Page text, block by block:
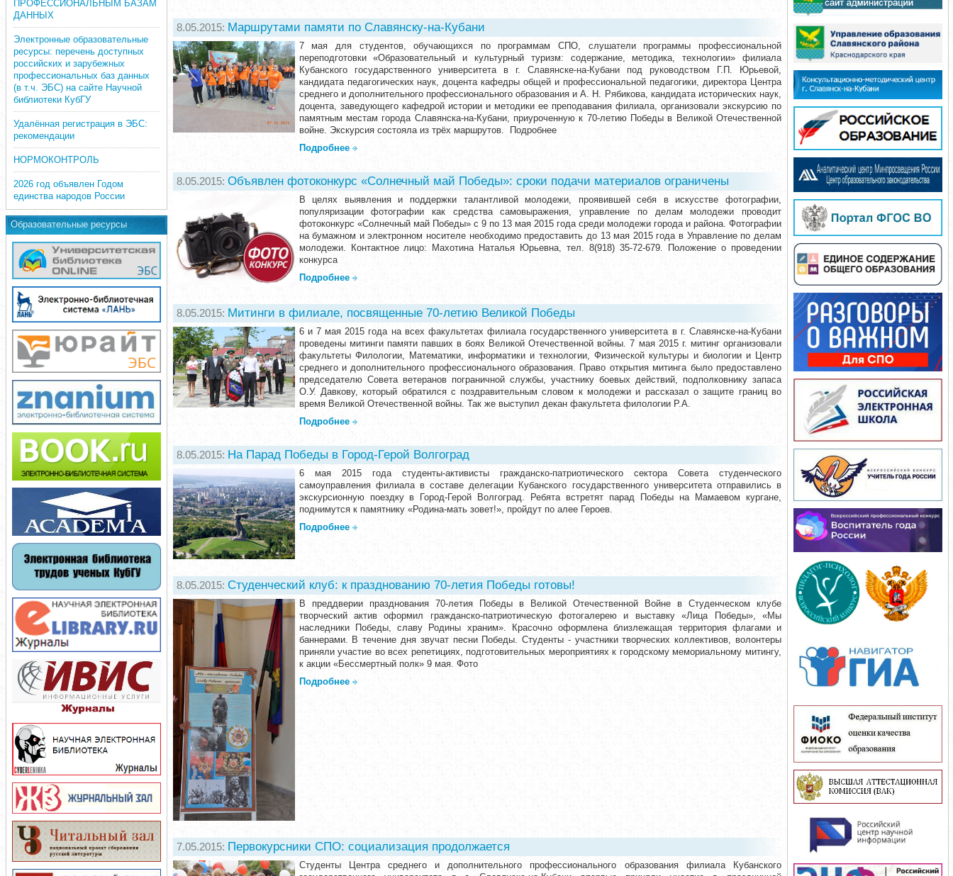
ПРОФЕССИОНАЛЬНЫМ БАЗАМ
ДАННЫХ
Электронные образовательные
ресурсы: перечень доступных
российских и зарубежных
профессиональных баз данных
(в т.ч. ЭБС) на сайте Научной
библиотеки КубГУ
Удалённая регистрация в ЭБС:
рекомендации
НОРМОКОНТРОЛЬ
2026 год объявлен Годом
единства народов России
Образовательные ресурсы
8.05.2015: Маршрутами памяти по Славянску-на-Кубани
7 мая для студентов, обучающихся по программам СПО, слушатели программы профессиональной
переподготовки «Образовательный и культурный туризм: содержание, методика, технологии» филиала
Кубанского государственного университета в г. Славянске-на-Кубани под руководством Г.П. Юрьевой,
кандидата педагогических наук, доцента кафедры общей и профессиональной педагогики, директора Центра
среднего и дополнительного профессионального образования и А. Н. Рябикова, кандидата исторических наук,
доцента, заведующего кафедрой истории и методики ее преподавания филиала, организовали экскурсию по
памятным местам города Славянска-на-Кубани, приуроченную к 70-летию Победы в Великой Отечественной
войне. Экскурсия состояла из трёх маршрутов. Подробнее
Подробнее
8.05.2015: Объявлен фотоконкурс «Солнечный май Победы»: сроки подачи материалов ограничены
В целях выявления и поддержки талантливой молодежи, проявившей себя в искусстве фотографии,
популяризации фотографии как средства самовыражения, управление по делам молодежи проводит
фотоконкурс «Солнечный май Победы» с 9 по 13 мая 2015 года среди молодежи города и района. Фотографии
на бумажном и электронном носителе необходимо предоставить до 13 мая 2015 года в Управление по делам
молодежи. Контактное лицо: Махотина Наталья Юрьевна, тел. 8(918) 35-72-679. Положение о проведении
конкурса
Подробнее
8.05.2015: Митинги в филиале, посвященные 70-летию Великой Победы
6 и 7 мая 2015 года на всех факультетах филиала государственного университета в г. Славянске-на-Кубани
проведены митинги памяти павших в боях Великой Отечественной войны. 7 мая 2015 г. митинг организовали
факультеты Филологии, Математики, информатики и технологии, Физической культуры и биологии и Центр
среднего и дополнительного профессионального образования. Право открытия митинга было предоставлено
председателю Совета ветеранов пограничной службы, участнику боевых действий, подполковнику запаса
О.У. Давкову, который обратился с поздравительным словом к молодежи и рассказал о защите границ во
время Великой Отечественной войны. Так же выступил декан факультета филологии Р.А.
Подробнее
8.05.2015: На Парад Победы в Город-Герой Волгоград
6 мая 2015 года студенты-активисты гражданско-патриотического сектора Совета студенческого
самоуправления филиала в составе делегации Кубанского государственного университета отправились в
экскурсионную поездку в Город-Герой Волгоград. Ребята встретят парад Победы на Мамаевом кургане,
поднимутся к памятнику «Родина-мать зовет!», пройдут по алее Героев.
Подробнее
8.05.2015: Студенческий клуб: к празднованию 70-летия Победы готовы!
В преддверии празднования 70-летия Победы в Великой Отечественной Войне в Студенческом клубе
творческий актив оформил гражданско-патриотическую фотогалерею и выставку «Лица Победы», «Мы
наследники Победы, славу Родины храним». Красочно оформлена близлежащая территория флагами и
баннерами. В течение дня звучат песни Победы. Студенты - участники творческих коллективов, волонтеры
приняли участие во всех репетициях, подготовительных мероприятиях к городскому мемориальному митингу,
к акции «Бессмертный полк» 9 мая. Фото
Подробнее
7.05.2015: Первокурсники СПО: социализация продолжается
Студенты Центра среднего и дополнительного профессионального образования филиала Кубанского